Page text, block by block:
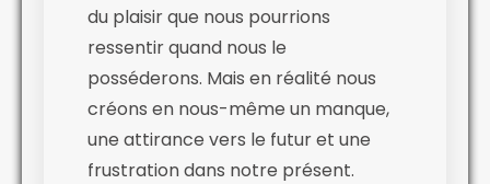
du plaisir que nous pourrions
ressentir quand nous le
posséderons. Mais en réalité nous
créons en nous-même un manque,
une attirance vers le futur et une
frustration dans notre présent.